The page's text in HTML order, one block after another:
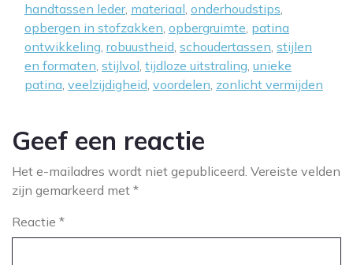
handtassen leder, materiaal, onderhoudstips,
opbergen in stofzakken, opbergruimte, patina
ontwikkeling, robuustheid, schoudertassen, stijlen
en formaten, stijlvol, tijdloze uitstraling, unieke
patina, veelzijdigheid, voordelen, zonlicht vermijden
Geef een reactie
Het e-mailadres wordt niet gepubliceerd. Vereiste velden
zijn gemarkeerd met *
Reactie *